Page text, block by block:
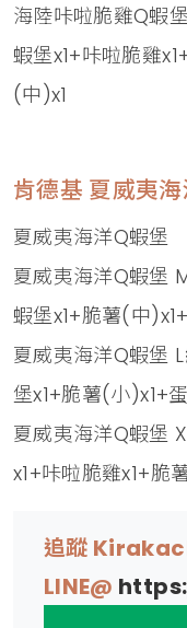
海陸咔啦脆雞Q
蝦堡x1+咔啦脆雞
(中)x1
肯德基 夏威夷
夏威夷海洋Q蝦
夏威夷海洋Q蝦
蝦堡x1+脆薯(中
夏威夷海洋Q蝦
堡x1+脆薯(小)x1+
夏威夷海洋Q蝦
x1+咔啦脆雞x1+脆
追蹤
LINE@